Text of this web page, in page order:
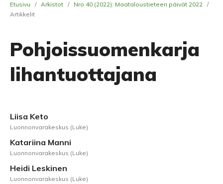
Etusivu / Arkistot / Nro 40 (2022): Maataloustieteen päivät 2022 /
Artikkelit
Pohjoissuomenkarja
lihantuottajana
Liisa Keto
Luonnonvarakeskus (Luke)
Katariina Manni
Luonnonvarakeskus (Luke)
Heidi Leskinen
Luonnonvarakeskus (Luke)